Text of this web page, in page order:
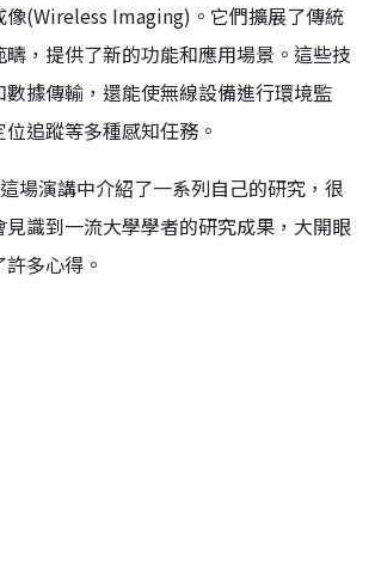
像(Wireless Imaging)。它們擴展了傳統
，提供了新的功能和應用場景。這些技
據傳輸，還能使無線設備進行環境監
追蹤等多種感知任務。
場演講中介紹了一系列自己的研究，很
識到一流大學學者的研究成果，大開眼
多心得。